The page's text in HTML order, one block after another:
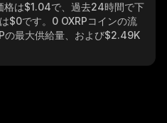
格は$1.04で、過去24時間で下
$0です。 0 OXRPコインの流
の最大供給量、および$2.49K